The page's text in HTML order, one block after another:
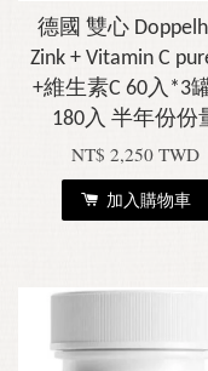
德國 雙心
Zink + Vitamin C
+維生素C 60入*3
180入 半年份份
NT$ 2,250 TWD
加入購物車